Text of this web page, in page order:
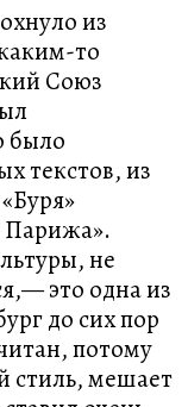
из
то
Союз
было
текстов, из
Парижа».
не
это одна из
до сих пор
потому
стиль, мешает